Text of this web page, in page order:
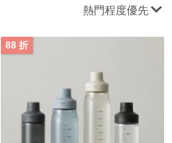
熱門程度優先
88 折